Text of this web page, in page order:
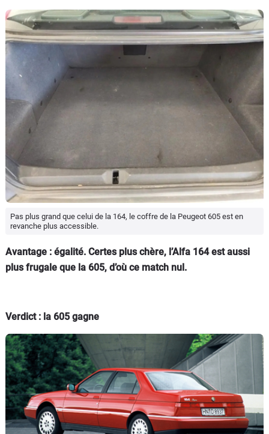
Pas plus grand que celui de la 164, le coffre de la Peugeot 605 est en
revanche plus accessible.
Avantage : égalité. Certes plus chère, l’Alfa 164 est aussi
plus frugale que la 605, d’où ce match nul.
Verdict : la 605 gagne